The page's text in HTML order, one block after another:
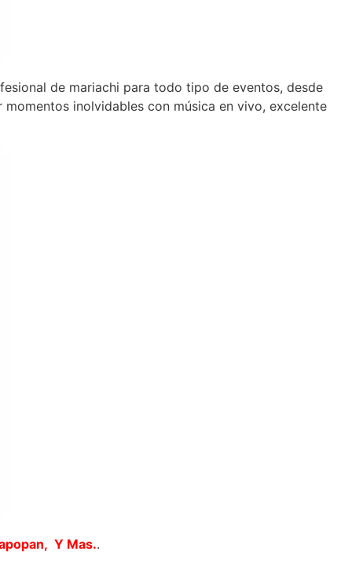
de mariachi para todo tipo de eventos, desde
inolvidables con música en vivo, excelente
Y Mas..